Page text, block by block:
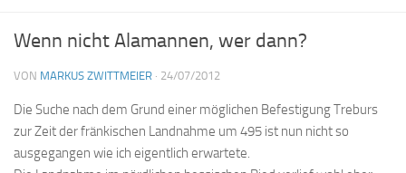
Wenn nicht Alamannen, wer dann?
VON MARKUS ZWITTMEIER · 24/07/2012
Die Suche nach dem Grund einer möglichen Befestigung Treburs
zur Zeit der fränkischen Landnahme um 495 ist nun nicht so
ausgegangen wie ich eigentlich erwartete.